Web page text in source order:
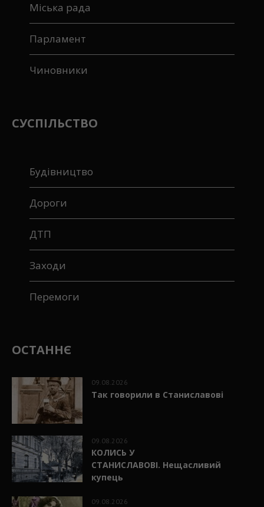
Міська рада
Парламент
Чиновники
СУСПІЛЬСТВО
Будівництво
Дороги
ДТП
Заходи
Перемоги
ОСТАННЄ
09.08.2026
Так говорили в Станиславові
09.08.2026
КОЛИСЬ У
СТАНИСЛАВОВІ. Нещасливий
купець
09.08.2026